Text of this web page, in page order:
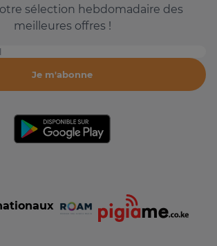
sélection hebdomadaire des
meilleures offres !
Je m'abonne